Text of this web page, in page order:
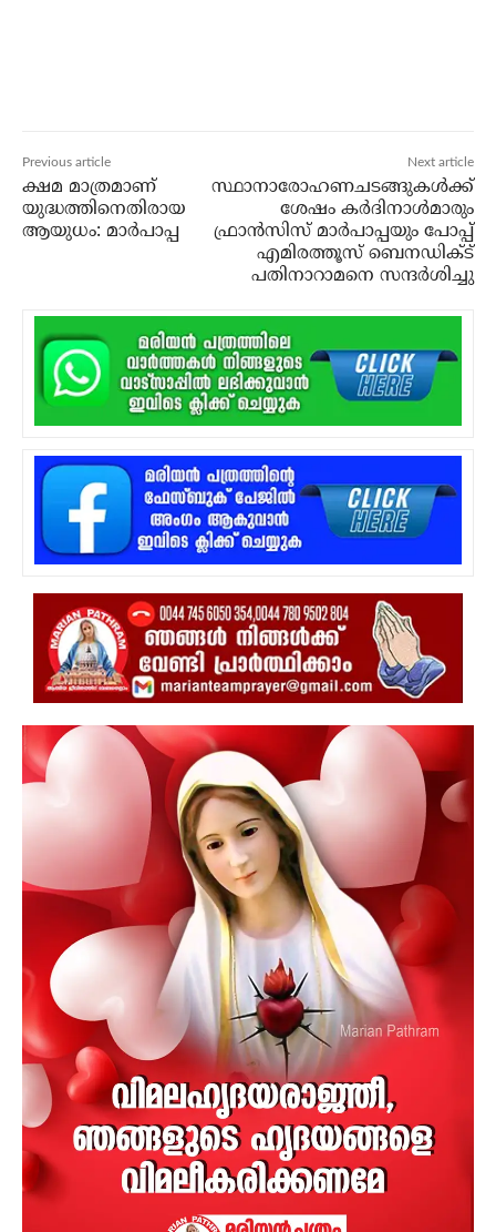
Previous article
ക്ഷമ മാത്രമാണ്
യുദ്ധത്തിനെതിരായ
ആയുധം: മാര്‍പാപ്പ
Next article
സ്ഥാനാരോഹണചടങ്ങുകള്‍ക്ക്
ശേഷം കര്‍ദിനാള്‍മാരും
ഫ്രാന്‍സിസ് മാര്‍പാപ്പയും പോപ്പ്
എമിരത്തൂസ് ബെനഡിക്ട്
പതിനാറാമനെ സന്ദര്‍ശിച്ചു